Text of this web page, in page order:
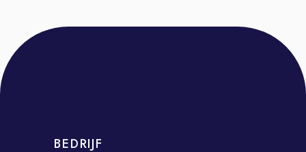
te zetten in heldere, impactvolle
in de puntjes te regelen. Je zorgt
BEDRIJF